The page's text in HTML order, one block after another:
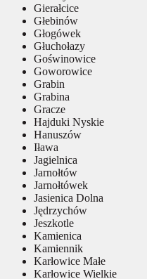
Gierałcice
Głebinów
Głogówek
Głuchołazy
Goświnowice
Goworowice
Grabin
Grabina
Gracze
Hajduki Nyskie
Hanuszów
Iława
Jagielnica
Jarnołtów
Jarnołtówek
Jasienica Dolna
Jędrzychów
Jeszkotle
Kamienica
Kamiennik
Karłowice Małe
Karłowice Wielkie